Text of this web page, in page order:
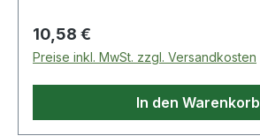
Regulärer Preis:
10,58 €
Preise inkl. MwSt. zzgl. Versandkosten
In den Warenkorb